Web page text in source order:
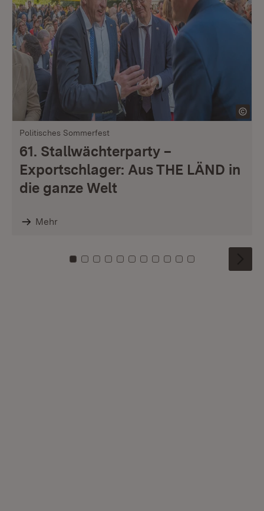
Politisches Sommerfest
61. Stallwächterparty –
Exportschlager: Aus THE LÄND in
die ganze Welt
Mehr
Zu Kachel: 0
Zu Kachel: 1
Zu Kachel: 2
Zu Kachel: 3
Zu Kachel: 4
Zu Kachel: 5
Zu Kachel: 6
Zu Kachel: 7
Zu Kachel: 8
Zu Kachel: 9
Zu Kachel: 10